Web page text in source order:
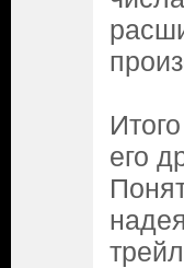
его